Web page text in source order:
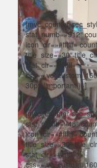
[mvc_counter
stat_numb=»912″
icon_clr=»#ffffff»
title_size=»30″
stat_clr=»#ffffff»
30px !important;}»]
[mvc_counter
stat_numb=»48″
icon_clr=»#ffffff»
title_size=»30″
stat_clr=»#ffffff»